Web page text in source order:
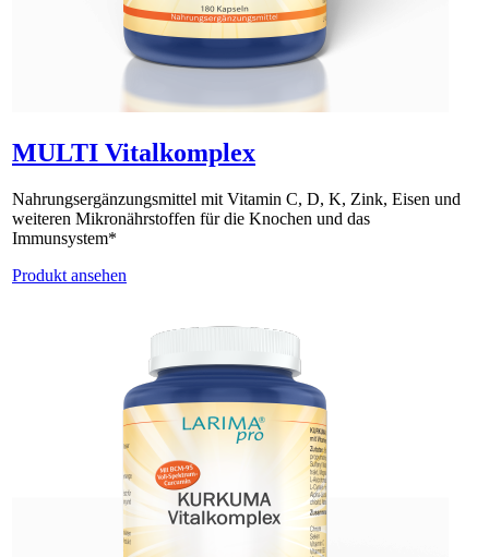
MULTI Vitalkomplex
Nahrungsergänzungsmittel mit Vitamin C, D, K, Zink, Eisen und
weiteren Mikronährstoffen für die Knochen und das
Immunsystem*
NEU:
Bitte kontaktieren Sie uns über info[at]larimapro.de für die
Produkt ansehen